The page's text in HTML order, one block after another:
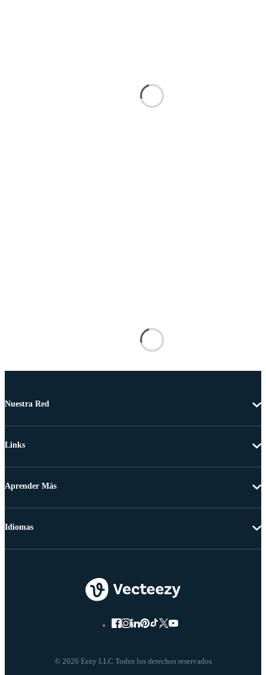
Nuestra Red
Links
Aprender Más
© 2026 Eezy LLC Todos los derechos reservados
Idiomas